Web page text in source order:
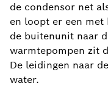
de condensor net
en loopt er een met
de buitenunit naar
warmtepompen zit
De leidingen naar
water.